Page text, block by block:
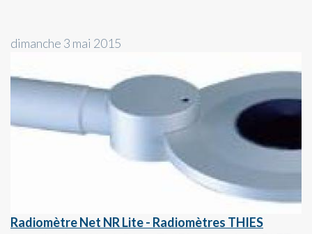
dimanche 3 mai 2015
Radiomètre Net NR Lite - Radiomètres THIES